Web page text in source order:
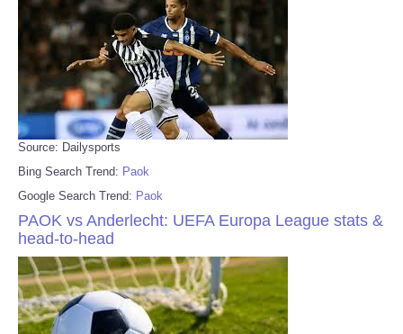
Source: Dailysports
Bing Search Trend: Paok
Google Search Trend: Paok
PAOK vs Anderlecht: UEFA Europa League stats &
head-to-head